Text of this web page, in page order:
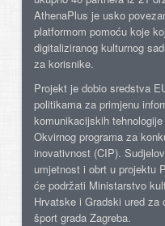
AthenaPlus je usko
platformom pomoću koje
digitaliziranog kulturnog
za korisnike.
Projekt je dobio sredstva
politikama za primjenu
komunikacijskih
Okvirnog programa za
inovativnost (CIP).
umjetnost i obrt u projektu
će podržati Ministarstvo
Hrvatske i Gradski ured za
šport grada Zagreba.